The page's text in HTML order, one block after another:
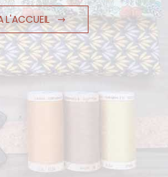
L'ACCUEIL